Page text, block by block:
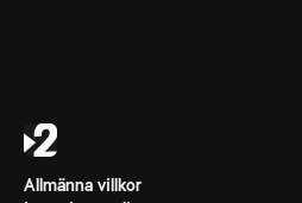
Allmänna villkor